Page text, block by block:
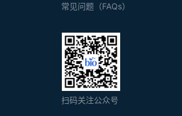
常见问题（FAQs）
扫码关注公众号